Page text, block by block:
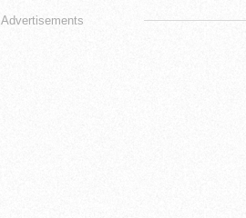
Advertisements